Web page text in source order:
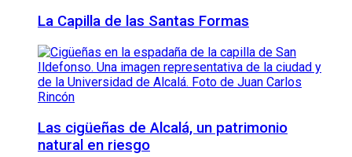
La Capilla de las Santas Formas
Las cigüeñas de Alcalá, un patrimonio
natural en riesgo